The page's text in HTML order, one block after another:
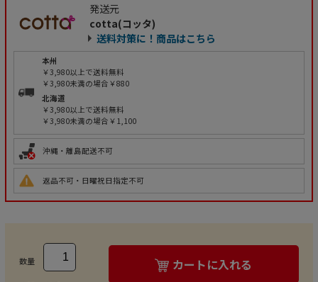
発送元
cotta(コッタ)
送料対策に！商品はこちら
本州
￥3,980以上で送料無料
￥3,980未満の場合￥880
北海道
￥3,980以上で送料無料
￥3,980未満の場合￥1,100
沖縄・離島配送不可
返品不可・日曜祝日指定不可
数量 カートに入れる